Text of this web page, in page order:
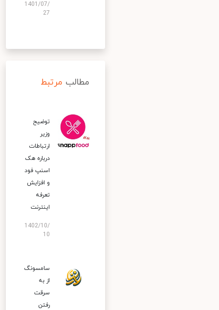
1401/07/
27
مطالب مرتبط
توضیح
وزیر
ارتباطات
درباره هک
اسنپ‌ فود
و افزایش
تعرفه
اینترنت
1402/10/
10
سامسونگ
از به
سرقت
رفتن